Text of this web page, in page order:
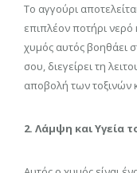
Το αγγούρι
επιπλέον ποτήρι νερό
χυμός αυτός βοηθάει
σου, διεγείρει τη
αποβολή των τοξινών
2. Λάμψη και Υγεία